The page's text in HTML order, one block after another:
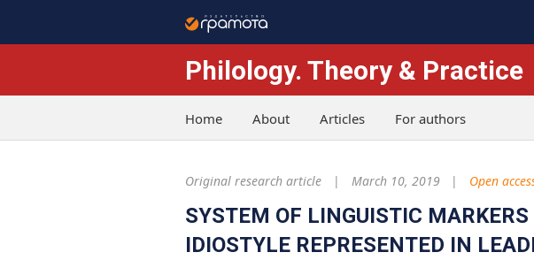
Philology. Theory & Practice
Home About Articles For authors
Original research article March 10, 2019 Open
SYSTEM OF LINGUISTIC MARKERS
IDIOSTYLE REPRESENTED IN